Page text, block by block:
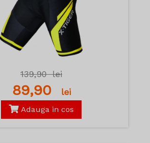
139,90lei
89,90 lei
Adauga in cos